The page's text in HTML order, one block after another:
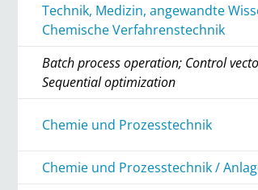
Technik, Medizin, angewandte
Chemische Verfahrenstechnik
Batch process operation; Control
Sequential optimization
Chemie und Prozesstechnik
Chemie und Prozesstechnik /